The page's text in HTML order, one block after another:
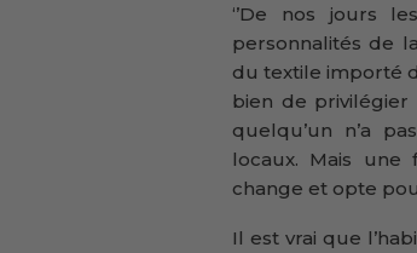
‘’De nos jours
personnalités de
du textile importé
bien de privilégier
quelqu’un n’a
locaux. Mais une
change et opte
Il est vrai que